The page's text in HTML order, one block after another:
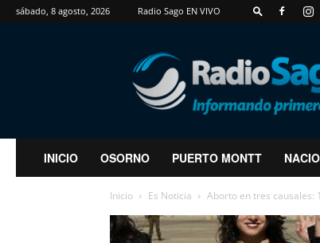
sábado, 8 agosto, 2026 Radio Sago EN VIVO
RadioSago
INICIO OSORNO PUERTO MONTT
Inicio Es Noticia Aborto en tres causales: